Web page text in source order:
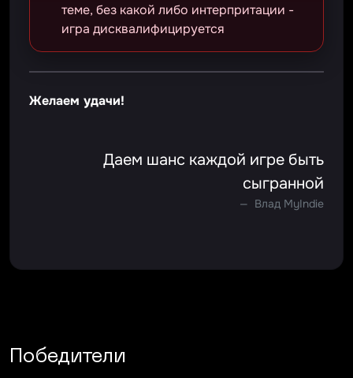
теме, без какой либо интерпритации -
игра дисквалифицируется
Желаем удачи!
Даем шанс каждой игре быть
сыгранной
Влад MyIndie
Победители